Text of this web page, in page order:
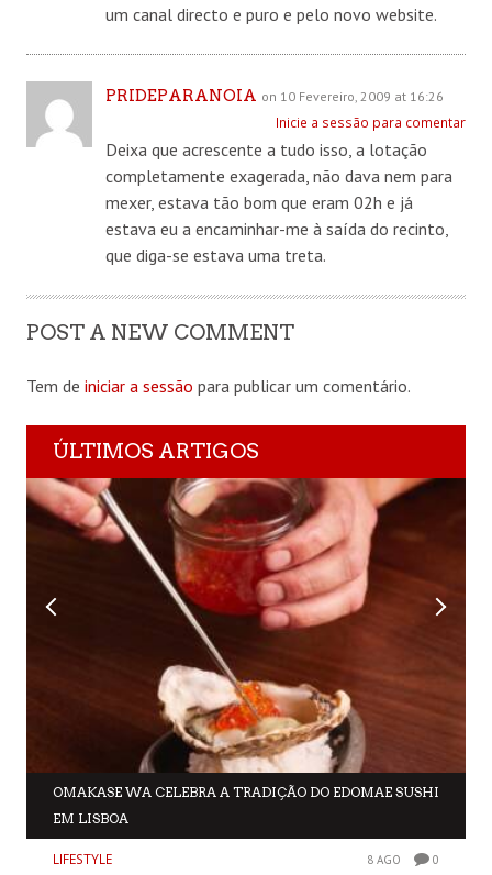
um canal directo e puro e pelo novo website.
PRIDEPARANOIA on 10 Fevereiro, 2009 at 16:26
Inicie a sessão para comentar
Deixa que acrescente a tudo isso, a lotação
completamente exagerada, não dava nem para
mexer, estava tão bom que eram 02h e já
estava eu a encaminhar-me à saída do recinto,
que diga-se estava uma treta.
POST A NEW COMMENT
Tem de iniciar a sessão para publicar um comentário.
ÚLTIMOS ARTIGOS
OMAKASE WA CELEBRA A TRADIÇÃO DO EDOMAE SUSHI
EM LISBOA
LIFESTYLE 8 AGO 0